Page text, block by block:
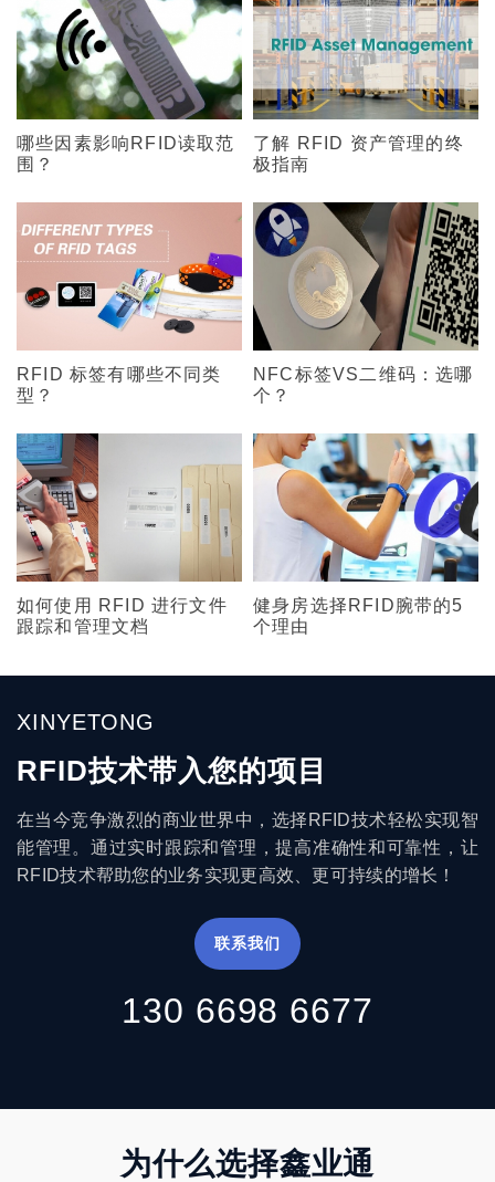
哪些因素影响RFID读取范
围？
了解 RFID 资产管理的终
极指南
RFID 标签有哪些不同类
型？
NFC标签VS二维码：选哪
个？
如何使用 RFID 进行文件
跟踪和管理文档
健身房选择RFID腕带的5
个理由
XINYETONG
RFID技术带入您的项目
在当今竞争激烈的商业世界中，选择RFID技术轻松实现智
能管理。通过实时跟踪和管理，提高准确性和可靠性，让
RFID技术帮助您的业务实现更高效、更可持续的增长！
联系我们
130 6698 6677
为什么选择鑫业通